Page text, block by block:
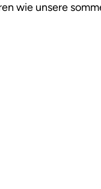
wie unsere